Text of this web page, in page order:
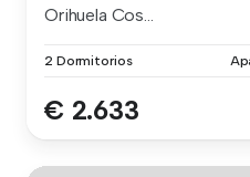
Orihuela Cos...
2 Dormitorios
€ 2.633